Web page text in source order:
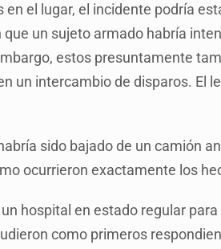
el lugar, el incidente podría
un sujeto armado habría
estos presuntamente
un intercambio de disparos. El
sido bajado de un camión
ocurrieron exactamente los
hospital en estado regular
como primeros